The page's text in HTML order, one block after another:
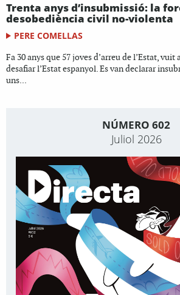
Trenta anys d’insubmissió: la
desobediència civil no-violenta
PERE COMELLAS
Fa 30 anys que 57 joves d’arreu de l’Estat, vuit
desafiar l’Estat espanyol. Es van declarar
uns...
NÚMERO 602
Juliol 2026